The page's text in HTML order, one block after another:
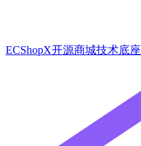
ECShopX开源商城技术底座